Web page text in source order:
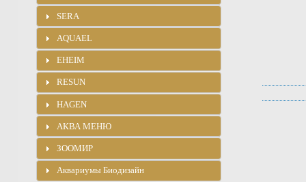
SERA
AQUAEL
EHEIM
RESUN
HAGEN
АКВА МЕНЮ
ЗООМИР
Аквариумы Биодизайн